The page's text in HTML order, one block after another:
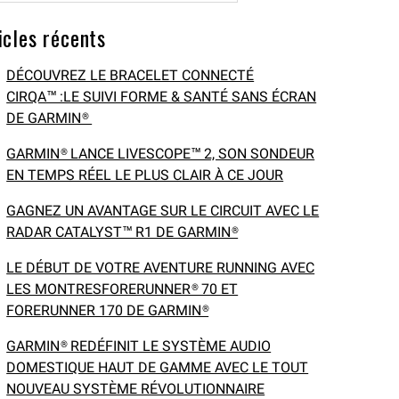
récents
DÉCOUVREZ LE BRACELET CONNECTÉ
CIRQA™ :LE SUIVI FORME & SANTÉ SANS ÉCRAN
DE GARMIN®
GARMIN® LANCE LIVESCOPE™ 2, SON SONDEUR
EN TEMPS RÉEL LE PLUS CLAIR À CE JOUR
GAGNEZ UN AVANTAGE SUR LE CIRCUIT AVEC LE
RADAR CATALYST™ R1 DE GARMIN®
LE DÉBUT DE VOTRE AVENTURE RUNNING AVEC
LES MONTRESFORERUNNER® 70 ET
FORERUNNER 170 DE GARMIN®
GARMIN® REDÉFINIT LE SYSTÈME AUDIO
DOMESTIQUE HAUT DE GAMME AVEC LE TOUT
NOUVEAU SYSTÈME RÉVOLUTIONNAIRE